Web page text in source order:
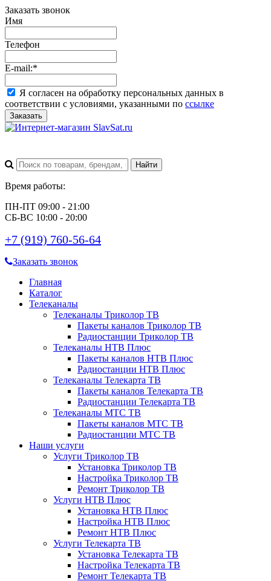
Заказать звонок
Имя
Телефон
E-mail:*
Я согласен на обработку персональных данных в
соответствии с условиями, указанными по ссылке
Заказать
Время работы:
ПН-ПТ 09:00 - 21:00
СБ-ВС 10:00 - 20:00
+7 (919) 760-56-64
Заказать звонок
Главная
Каталог
Телеканалы
Телеканалы Триколор ТВ
Пакеты каналов Триколор ТВ
Радиостанции Триколор ТВ
Телеканалы НТВ Плюс
Пакеты каналов НТВ Плюс
Радиостанции НТВ Плюс
Телеканалы Телекарта ТВ
Пакеты каналов Телекарта ТВ
Радиостанции Телекарта ТВ
Телеканалы МТС ТВ
Пакеты каналов МТС ТВ
Радиостанции МТС ТВ
Наши услуги
Услуги Триколор ТВ
Установка Триколор ТВ
Настройка Триколор ТВ
Ремонт Триколор ТВ
Услуги НТВ Плюс
Установка НТВ Плюс
Настройка НТВ Плюс
Ремонт НТВ Плюс
Услуги Телекарта ТВ
Установка Телекарта ТВ
Настройка Телекарта ТВ
Ремонт Телекарта ТВ